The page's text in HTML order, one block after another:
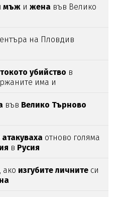
мъж ижена във Велико
на Пловдив
убийство в
има и
във Велико Търново
атакуваха отново голяма
в Русия
ако изгубите личните си